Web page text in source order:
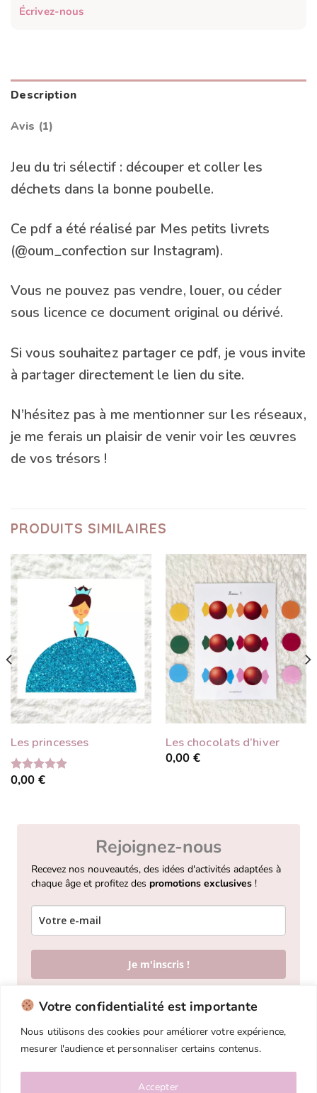
Votre confidentialité est importante
Nous utilisons des cookies pour améliorer votre expérience,
mesurer l'audience et personnaliser certains contenus.
Accepter
Écrivez-nous
Description
Avis (1)
Jeu du tri sélectif : découper et coller les
déchets dans la bonne poubelle.
Ce pdf a été réalisé par Mes petits livrets
(@oum_confection sur Instagram).
Vous ne pouvez pas vendre, louer, ou céder
sous licence ce document original ou dérivé.
Si vous souhaitez partager ce pdf, je vous invite
à partager directement le lien du site.
N’hésitez pas à me mentionner sur les réseaux,
je me ferais un plaisir de venir voir les œuvres
de vos trésors !
PRODUITS SIMILAIRES
Les princesses
Note 5.00
0,00€
Les chocolats d’hiver
0,00€
Rejoignez-nous
Recevez nos nouveautés, des idées d'activités adaptées à
chaque âge et profitez des promotions exclusives !
Je m'inscris !
Mentions légales et politique de confidentialité
Qui sommes-nous?